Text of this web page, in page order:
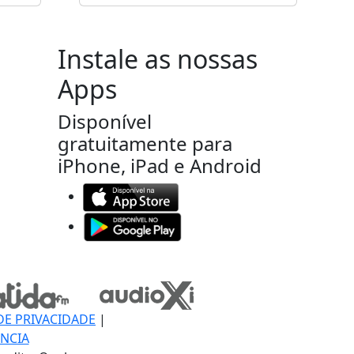
Instale as nossas
Apps
Disponível
gratuitamente para
iPhone, iPad e Android
PRIVACIDADE |